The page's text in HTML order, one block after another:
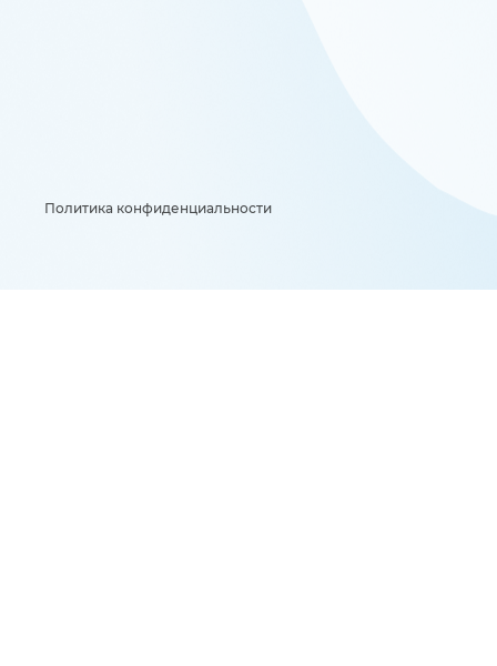
Политика конфиденциальности